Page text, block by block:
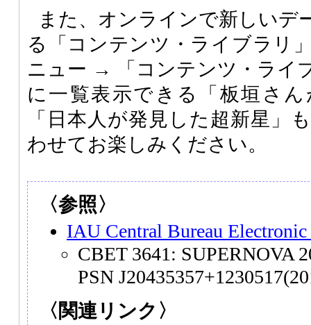
また、オンラインで新しいデ
る「コンテンツ・ライブラリ
ニュー → 「コンテンツ・ライ
に一覧表示できる「板垣さ
「日本人が発見した超新星」
わせてお楽しみください。
〈参照〉
IAU Central Bureau Electronic
CBET 3641: SUPERNOVA
PSN
〈関連リンク〉